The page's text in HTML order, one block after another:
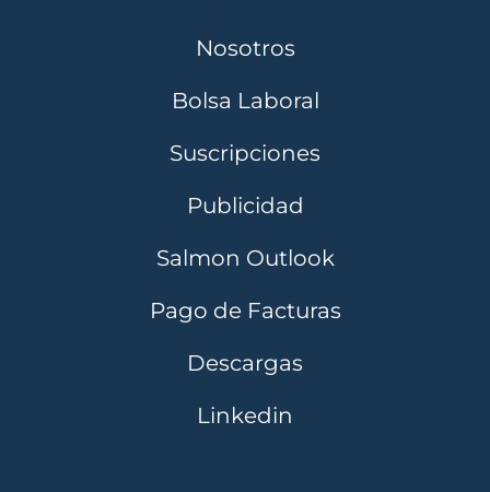
Nosotros
Bolsa Laboral
Suscripciones
Publicidad
Salmon Outlook
Pago de Facturas
Descargas
Linkedin